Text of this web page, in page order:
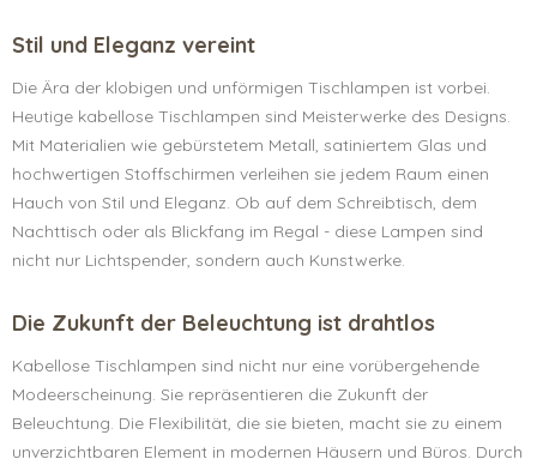
Stil und Eleganz vereint
Die Ära der klobigen und unförmigen Tischlampen ist vorbei.
Heutige kabellose Tischlampen sind Meisterwerke des Designs.
Mit Materialien wie gebürstetem Metall, satiniertem Glas und
hochwertigen Stoffschirmen verleihen sie jedem Raum einen
Hauch von Stil und Eleganz. Ob auf dem Schreibtisch, dem
Nachttisch oder als Blickfang im Regal - diese Lampen sind
nicht nur Lichtspender, sondern auch Kunstwerke.
Die Zukunft der Beleuchtung ist drahtlos
Kabellose Tischlampen sind nicht nur eine vorübergehende
Modeerscheinung. Sie repräsentieren die Zukunft der
Beleuchtung. Die Flexibilität, die sie bieten, macht sie zu einem
unverzichtbaren Element in modernen Häusern und Büros. Durch